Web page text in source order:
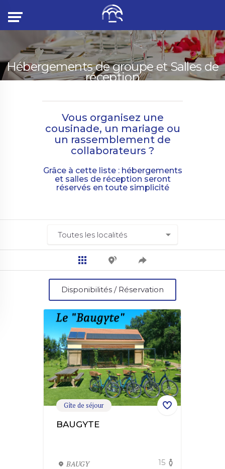
Hébergements de groupe et Salles de
réception
Vous organisez une
cousinade, un mariage ou
un rassemblement de
collaborateurs ?
Grâce à cette liste : hébergements
et salles de réception seront
réservés en toute simplicité
Disponibilités / Réservation
Gîte de séjour
BAUGYTE
BAUGY 15